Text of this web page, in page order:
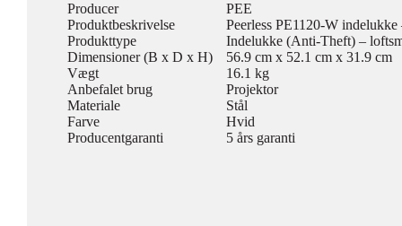
Producer
PEE
Produktbeskrivelse
Peerless PE1120-W
Produkttype
Indelukke (Anti-Theft) –
Dimensioner (B x D x H)
56.9 cm x 52.1 cm x 31.9 cm
Vægt
16.1 kg
Anbefalet brug
Projektor
Materiale
Stål
Farve
Hvid
Producentgaranti
5 års garanti